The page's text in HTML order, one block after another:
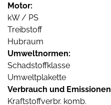
Motor:
kW / PS
Treibstoff
Hubraum
Umweltnormen:
Schadstoffklasse
Umweltplakette
Verbrauch und
Kraftstoffverbr. komb.